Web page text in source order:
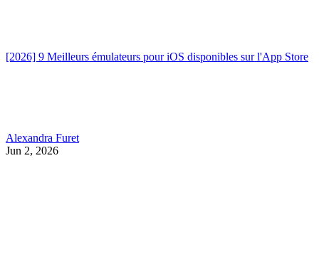
[2026] 9 Meilleurs émulateurs pour iOS disponibles sur l'App Store
Alexandra Furet
Jun 2, 2026